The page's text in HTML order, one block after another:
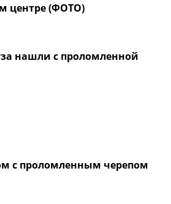
центре (ФОТО)
нашли с проломленной
с проломленным черепом